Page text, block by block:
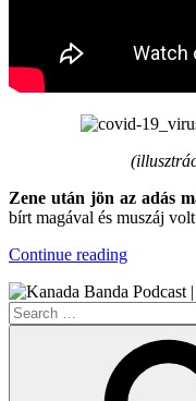
Zene után jön az adás
bírt magával és muszáj
Continue reading
COVID-
A
Search
for: